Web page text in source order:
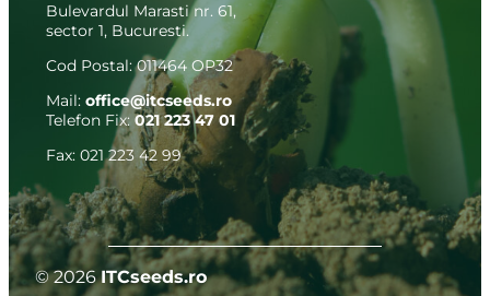
Bulevardul Marasti nr. 61,
sector 1, Bucuresti.
Cod Postal: 011464 OP32
Mail: office@itcseeds.ro
Telefon Fix:021 223 47 01
Fax: 021 223 42 99
© 2026ITCseeds.ro